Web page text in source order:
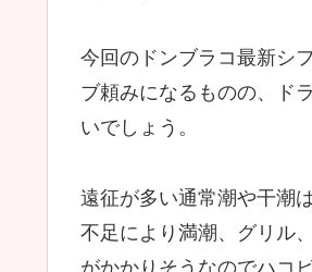
今回のドンブラコ最新シ
ブ頼みになるものの、ド
いでしょう。
遠征が多い通常潮や干潮
不足により満潮、グリル
がかかりそうなのでハコ